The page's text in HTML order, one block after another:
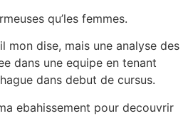
qu’les femmes.
mon dise, mais une analyse des
dans une equipe en tenant
dans debut de cursus.
ebahissement pour decouvrir